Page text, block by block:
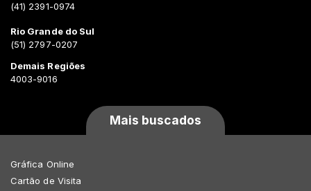
(41) 2391-0974
Rio Grande do Sul
(51) 2797-0207
Demais Regiões
4003-9016
Mais buscados
Gráfica Online
Cartão de Visita